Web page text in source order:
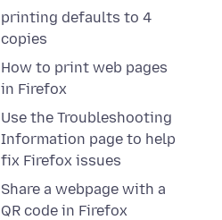
printing defaults to 4
copies
How to print web pages
in Firefox
Use the Troubleshooting
Information page to help
fix Firefox issues
Share a webpage with a
QR code in Firefox